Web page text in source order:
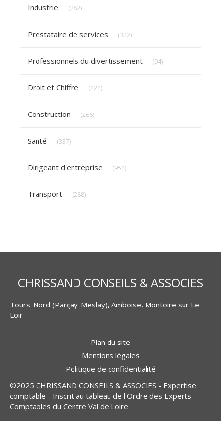
Industrie (282)
Prestataire de services (322)
Professionnels du divertissement (94)
Droit et Chiffre (424)
Construction (266)
Santé (337)
Dirigeant d'entreprise (954)
Transport (288)
CHRISSAND CONSEILS & ASSOCIES
Tours-Nord (Parçay-Meslay), Amboise, Montoire sur Le
Loir
Plan du site
Mentions légales
Politique de confidentialité
©2025 CHRISSAND CONSEILS & ASSOCIES - Expertise
comptable - Inscrit au tableau de l'Ordre des Experts-
Comptables du Centre Val de Loire